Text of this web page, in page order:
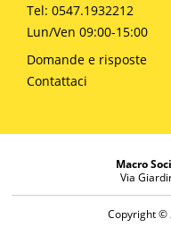
Tel: 0547.1932212
Lun/Ven 09:00-15:00
Domande e risposte
Contattaci
Macro
Via
Copyright ©